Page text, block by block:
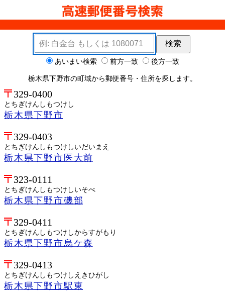
検索キーワード
検索
検索オプション あいまい検索 前方一致 後方一致
栃木県下野市の町域から郵便番号・住所を探します。
329-0400
とちぎけんしもつけし
栃木県下野市
329-0403
とちぎけんしもつけしいだいまえ
栃木県下野市医大前
323-0111
とちぎけんしもつけしいそべ
栃木県下野市磯部
329-0411
とちぎけんしもつけしからすがもり
栃木県下野市烏ケ森
329-0413
とちぎけんしもつけしえきひがし
栃木県下野市駅東